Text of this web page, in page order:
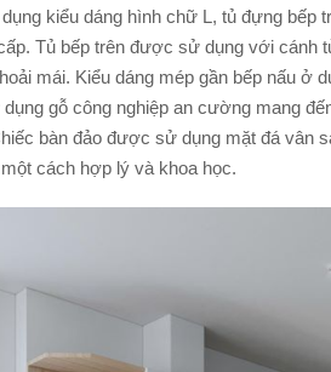
kiểu dáng hình chữ L, tủ đựng
Tủ bếp trên được sử dụng với cánh
mái. Kiểu dáng mép gần bếp nấu ở
gỗ công nghiệp an cường mang
bàn đảo được sử dụng mặt đá vân
cách hợp lý và khoa học.